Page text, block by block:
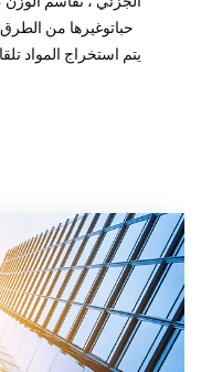
حباتوغيرها من الطرق
يتم استخراج المواد